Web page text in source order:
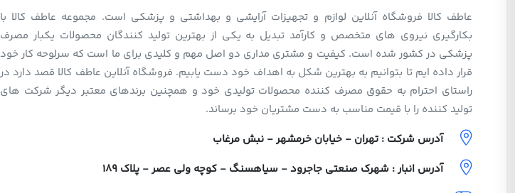
عاطف کالا فروشگاه آنلاین لوازم و تجهیزات آرایشی و بهداشتی و پزشکی است. مجموعه عاطف کالا با
بکارگیری نیروی های متخصص و کارآمد تبدیل به یکی از بهترین تولید کنندگان محصولات یکبار مصرف
پزشکی در کشور شده است. کیفیت و مشتری مداری دو اصل مهم و کلیدی برای ما است که سرلوحه کار خود
قرار داده ایم تا بتوانیم به بهترین شکل به اهداف خود دست یابیم. فروشگاه آنلاین عاطف کالا قصد دارد در
راستای احترام به حقوق مصرف کننده محصولات تولیدی خود و همچنین برندهای معتبر دیگر شرکت های
تولید کننده را با قیمت مناسب به دست مشتریان خود برساند.
آدرس شرکت : تهران - خیابان خرمشهر - نبش مرغاب
آدرس انبار : شهرک صنعتی جاجرود - سیاهسنگ - کوچه ولی عصر - پلاک 189